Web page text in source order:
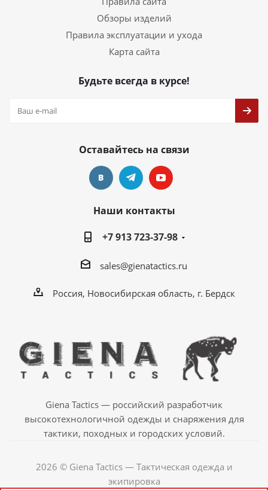
Обзоры изделий
Правила эксплуатации и ухода
Карта сайта
Будьте всегда в курсе!
Оставайтесь на связи
Наши контакты
+7 913 723-37-98
sales@gienatactics.ru
Россия, Новосибирская область, г. Бердск
Giena Tactics — российский разработчик
высокотехнологичной одежды и снаряжения для
тактики, походных и городских условий.
2026 © Giena Tactics — Тактическая одежда и
экипировка